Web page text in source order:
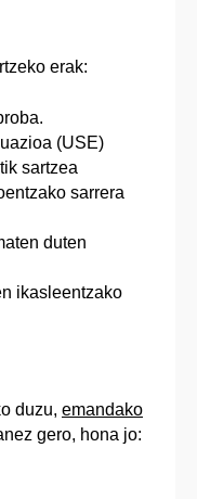
erak:
(USE)
sartzea
sarrera
duten
ikasleentzako
duzu, emandako
gero, hona jo: